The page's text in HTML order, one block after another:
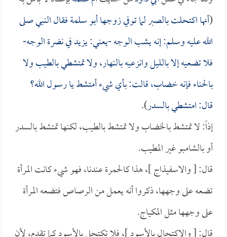
(أنها اكتحلت بالصبر لما توفي زوجهاأبو سلمةفقال النبي صلى
الله عليه وسلم: إنه يشب الوجه -يعني: يزيد في نضرة الوجه-
فلا تضعيه إلا بالليل وانزعيه بالنهار، ولا تمتشطي بالطيب ولا
بالحناء فإنه خضاب، قالت: بأي شيء أمتشط يا رسول الله؟
قال: امتشطي بالسدر).
إذاً: لا تمتشط بالخضاب ولا تمتشط بالطيب، لكنها تمتشط بالسدر
أو بالشامبو غير المطيب.
قال: [ والاسفيذاج ]، هذا كالحمرة عندنا، فهو شيء كانت المرأة
تضعه على وجهها، ذكروا أنه يعمل من الرصاص فتضعه المرأة
على وجهها مثل المكياج.